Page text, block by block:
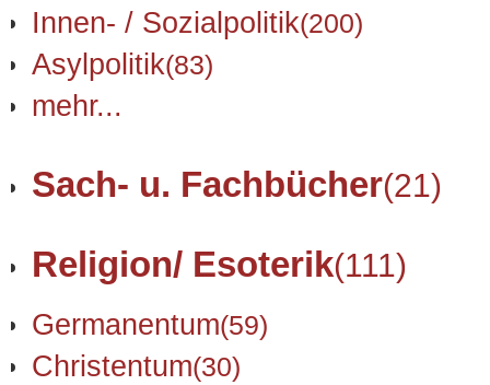
Innen- / Sozialpolitik(200)
Asylpolitik(83)
mehr...
Sach- u. Fachbücher(21)
Religion/ Esoterik(111)
Germanentum(59)
Christentum(30)